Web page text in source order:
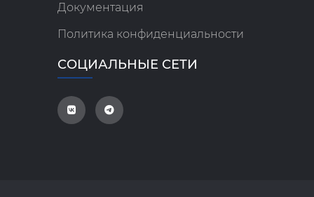
Документация
Политика конфиденциальности
СОЦИАЛЬНЫЕ СЕТИ